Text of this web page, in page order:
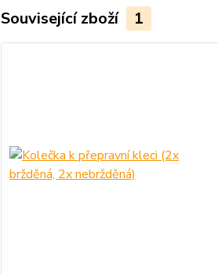
Související zboží 1